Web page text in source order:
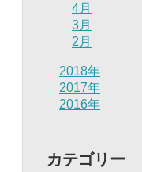
4月
3月
2月
2018年
2017年
2016年
カテゴリー